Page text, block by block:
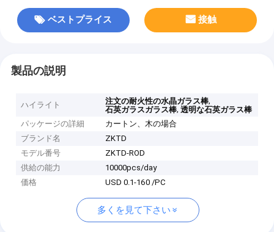
ベストプライス 接触
製品の説明
ハイライト 注文の耐火性の水晶ガラス棒,
石英ガラスガラス棒,透明な石英ガラス棒
パッケージの詳細
カートン、木の場合
ブランド名
ZKTD
モデル番号
ZKTD-ROD
供給の能力
10000pcs/day
価格
USD 0.1-160 /PC
多くを見て下さい